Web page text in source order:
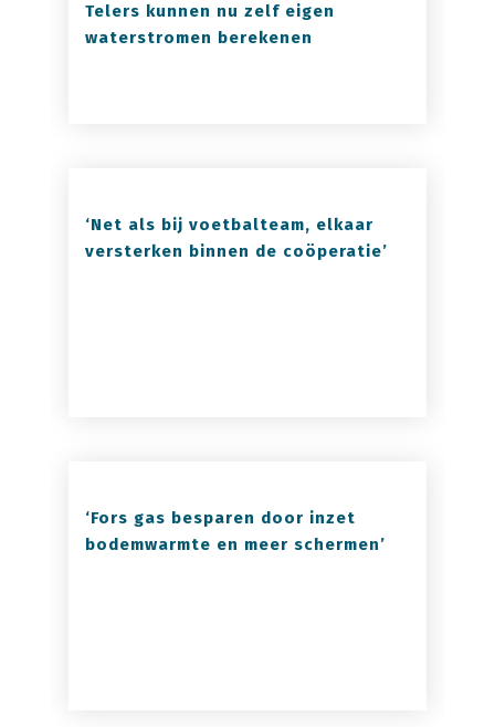
Telers kunnen nu zelf eigen
waterstromen berekenen
‘Net als bij voetbalteam, elkaar
versterken binnen de coöperatie’
‘Fors gas besparen door inzet
bodemwarmte en meer schermen’